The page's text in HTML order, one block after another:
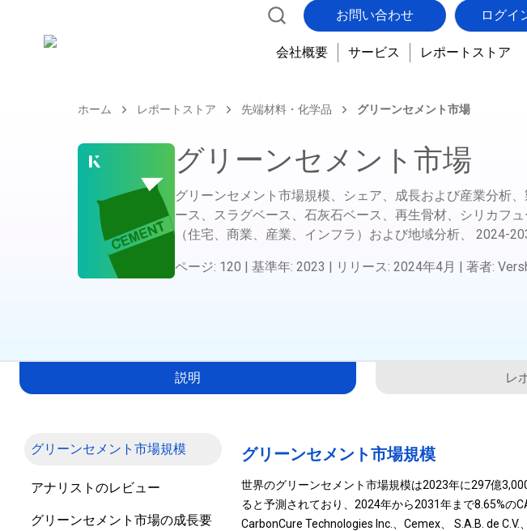
お問い合わせ ログイ
会社概要 サービス レポートストア
ホーム レポートストア 先端材料・化学品 グリーンセメント市場
グリーンセメント市場
グリーンセメント市場規模、シェア、成長および産業分析
ース、スラグベース、石灰石ベース、再生骨材、シリカフ
（住宅、商業、産業、インフラ）および地域分析、
2024-
ページ: 120 基準年: 2023 リリース: 2024年4月 著者:
説明 レ
グリーンセメント市場規模
アナリストのレビュー
グリーンセメント市場の成長要
グリーンセメント市場規模
世界のグリーンセメント市場規模は2023年に297億
ると予測されており、2024年から2031年まで8.65%の
CarbonCure Technologies Inc.、Cemex、 S.A.B. de